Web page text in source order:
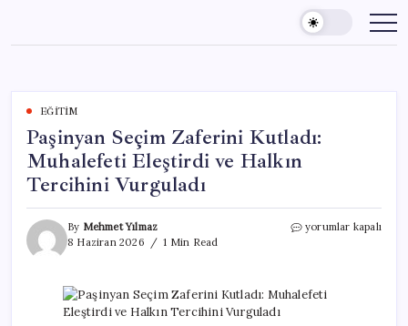
content
EĞITIM
Paşinyan Seçim Zaferini Kutladı:
Muhalefeti Eleştirdi ve Halkın
Tercihini Vurguladı
By Mehmet Yılmaz
8 Haziran 2026
1 Min Read
Paşinyan
Muhalefeti
Eleştirdi
yorumlar kapalı